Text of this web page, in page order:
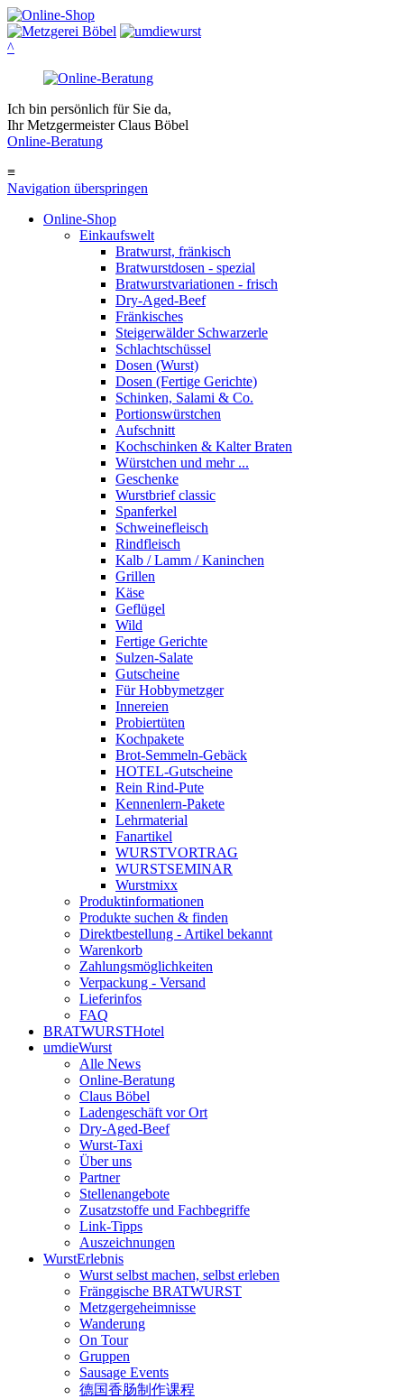
^
Ich bin persönlich für Sie da,
Ihr Metzgermeister Claus Böbel
Online-Beratung
≡
Navigation überspringen
Online-Shop
Einkaufswelt
Bratwurst, fränkisch
Bratwurst­dosen - spezial
Bratwurst­variationen - frisch
Dry-Aged-Beef
Fränkisches
Steigerwälder Schwarzerle
Schlacht­schüssel
Dosen (Wurst)
Dosen (Fertige Gerichte)
Schinken, Salami & Co.
Portions­würstchen
Aufschnitt
Kochschinken & Kalter Braten
Würstchen und mehr ...
Geschenke
Wurstbrief classic
Spanferkel
Schweine­fleisch
Rindfleisch
Kalb / Lamm / Kaninchen
Grillen
Käse
Geflügel
Wild
Fertige Gerichte
Sulzen-Salate
Gutscheine
Für Hobbymetzger
Innereien
Probiertüten
Kochpakete
Brot-Semmeln-Gebäck
HOTEL-Gutscheine
Rein Rind-Pute
Kennenlern-Pakete
Lehrmaterial
Fanartikel
WURST­VORTRAG
WURST­SEMINAR
Wurstmixx
Produktinformationen
Produkte suchen & finden
Direktbestellung - Artikel bekannt
Warenkorb
Zahlungsmöglichkeiten
Verpackung - Versand
Lieferinfos
FAQ
BRATWURSTHotel
umdieWurst
Alle News
Online-Beratung
Claus Böbel
Ladengeschäft vor Ort
Dry-Aged-Beef
Wurst-Taxi
Über uns
Partner
Stellenangebote
Zusatzstoffe und Fachbegriffe
Link-Tipps
Auszeichnungen
WurstErlebnis
Wurst selbst machen, selbst erleben
Fränggische BRATWURST
Metzgergeheimnisse
Wanderung
On Tour
Gruppen
Sausage Events
德国香肠制作课程